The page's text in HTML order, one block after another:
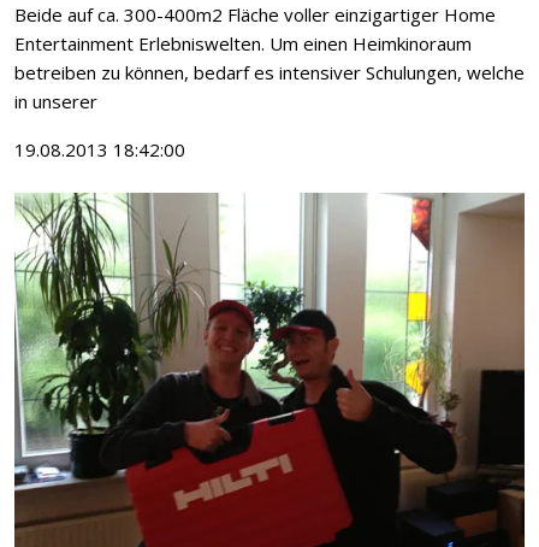
Beide auf ca. 300-400m2 Fläche voller einzigartiger Home
Entertainment Erlebniswelten. Um einen Heimkinoraum
betreiben zu können, bedarf es intensiver Schulungen, welche
in unserer
19.08.2013 18:42:00